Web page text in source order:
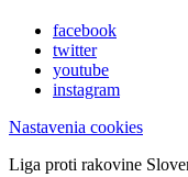
facebook
twitter
youtube
instagram
Nastavenia cookies
Liga proti rakovine